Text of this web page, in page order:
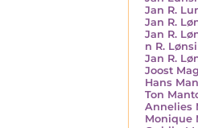
Jan R.
Jan R.
Jan R.
n R.
Jan R.
Joost
Hans
Ton
Annelies
Monique